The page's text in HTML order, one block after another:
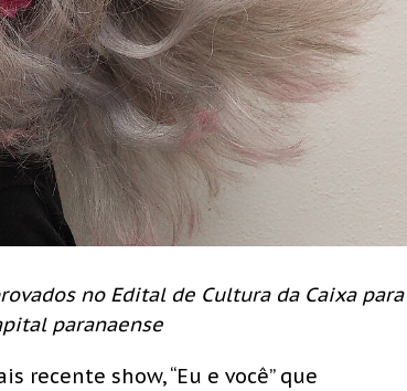
no Edital de Cultura da Caixa para
paranaense
recente show, “Eu e você” que